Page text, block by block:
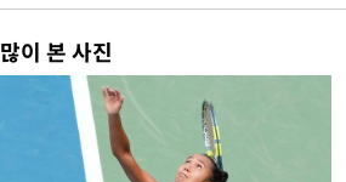
많이 본 사진